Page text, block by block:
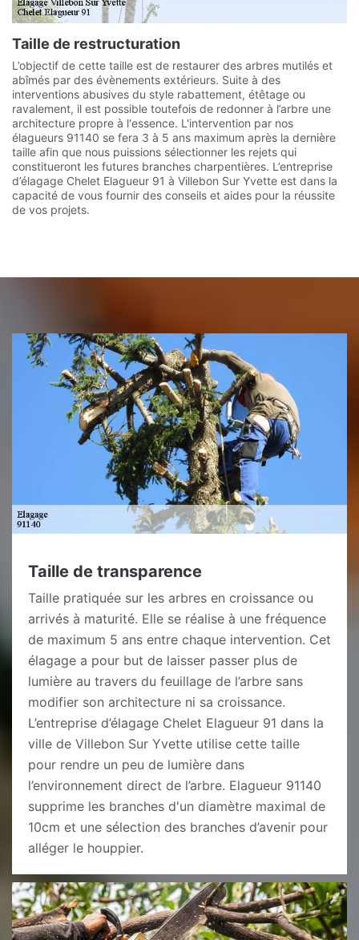
Taille de restructuration
L’objectif de cette taille est de restaurer des arbres mutilés et
abîmés par des évènements extérieurs. Suite à des
interventions abusives du style rabattement, étêtage ou
ravalement, il est possible toutefois de redonner à l’arbre une
architecture propre à l'essence. L'intervention par nos
élagueurs 91140 se fera 3 à 5 ans maximum après la dernière
taille afin que nous puissions sélectionner les rejets qui
constitueront les futures branches charpentières. L’entreprise
d’élagage Chelet Elagueur 91 à Villebon Sur Yvette est dans la
capacité de vous fournir des conseils et aides pour la réussite
de vos projets.
Taille de transparence
Taille pratiquée sur les arbres en croissance ou
arrivés à maturité. Elle se réalise à une fréquence
de maximum 5 ans entre chaque intervention. Cet
élagage a pour but de laisser passer plus de
lumière au travers du feuillage de l’arbre sans
modifier son architecture ni sa croissance.
L’entreprise d’élagage Chelet Elagueur 91 dans la
ville de Villebon Sur Yvette utilise cette taille
pour rendre un peu de lumière dans
l’environnement direct de l’arbre. Elagueur 91140
supprime les branches d'un diamètre maximal de
10cm et une sélection des branches d’avenir pour
alléger le houppier.